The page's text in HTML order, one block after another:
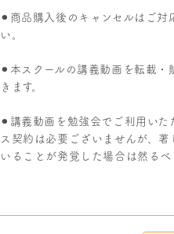
⚫︎商品購入後のキャンセルはご
い。
⚫︎本スクールの講義動画を転載
きます。
⚫︎講義動画を勉強会でご利用い
ス契約は必要ございませんが、
いることが発覚した場合は然るべ